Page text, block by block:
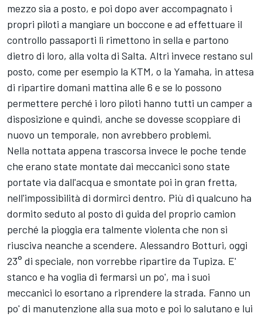
mezzo sia a posto, e poi dopo aver accompagnato i
propri piloti a mangiare un boccone e ad effettuare il
controllo passaporti li rimettono in sella e partono
dietro di loro, alla volta di Salta. Altri invece restano sul
posto, come per esempio la KTM, o la Yamaha, in attesa
di ripartire domani mattina alle 6 e se lo possono
permettere perché i loro piloti hanno tutti un camper a
disposizione e quindi, anche se dovesse scoppiare di
nuovo un temporale, non avrebbero problemi.
Nella nottata appena trascorsa invece le poche tende
che erano state montate dai meccanici sono state
portate via dall'acqua e smontate poi in gran fretta,
nell'impossibilità di dormirci dentro. Più di qualcuno ha
dormito seduto al posto di guida del proprio camion
perché la pioggia era talmente violenta che non si
riusciva neanche a scendere. Alessandro Botturi, oggi
23° di speciale, non vorrebbe ripartire da Tupiza. E'
stanco e ha voglia di fermarsi un po', ma i suoi
meccanici lo esortano a riprendere la strada. Fanno un
po' di manutenzione alla sua moto e poi lo salutano e lui